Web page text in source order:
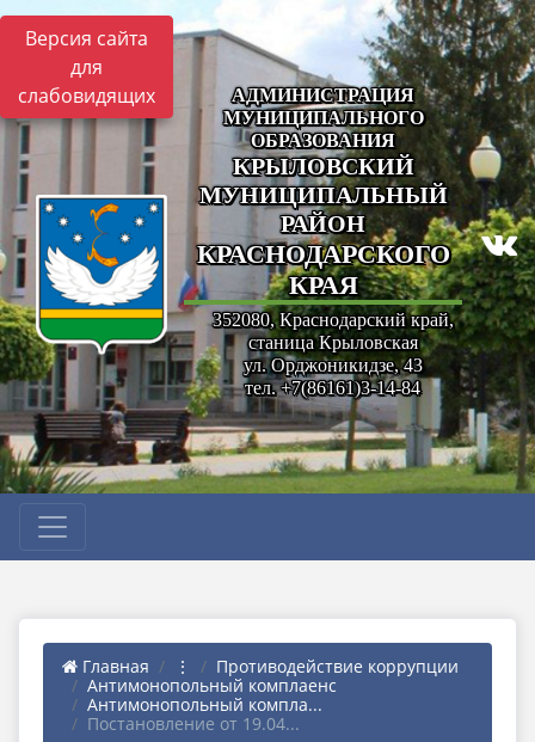
Версия сайта
для
слабовидящих
АДМИНИСТРАЦИЯ
МУНИЦИПАЛЬНОГО
ОБРАЗОВАНИЯ
КРЫЛОВСКИЙ
МУНИЦИПАЛЬНЫЙ
РАЙОН
КРАСНОДАРСКОГО
КРАЯ
352080, Краснодарский край,
станица Крыловская
ул. Орджоникидзе, 43
тел. +7(86161)3-14-84
Главная ⋮
Противодействие коррупции
Антимонопольный комплаенс
Антимонопольный компла...
Постановление от 19.04...